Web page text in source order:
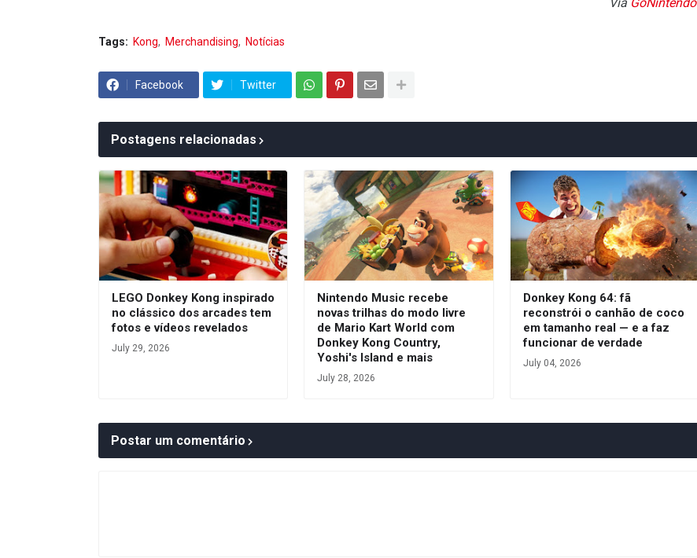
Tags: Kong Merchandising Notícias
Facebook Twitter
Postagens relacionadas
LEGO Donkey Kong inspirado
no clássico dos arcades tem
fotos e vídeos revelados
July 29, 2026
Nintendo Music recebe
novas trilhas do modo livre
de Mario Kart World com
Donkey Kong Country,
Yoshi's Island e mais
July 28, 2026
Donkey Kong 64: fã
reconstrói o canhão de coco
em tamanho real — e a faz
funcionar de verdade
July 04, 2026
Postar um comentário